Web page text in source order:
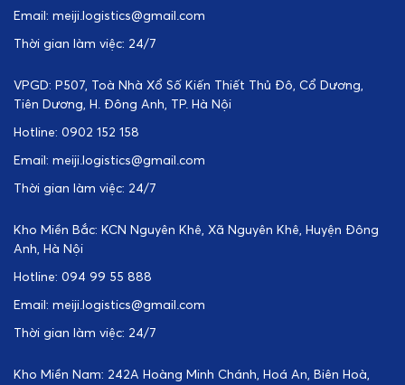
Email: meiji.logistics@gmail.com
Thời gian làm việc: 24/7
VPGD: P507, Toà Nhà Xổ Số Kiến Thiết Thủ Đô, Cổ Dương,
Tiên Dương, H. Đông Anh, TP. Hà Nội
Hotline: 0902 152 158
Email: meiji.logistics@gmail.com
Thời gian làm việc: 24/7
Kho Miền Bắc: KCN Nguyên Khê, Xã Nguyên Khê, Huyện Đông
Anh, Hà Nội
Hotline: 094 99 55 888
Email: meiji.logistics@gmail.com
Thời gian làm việc: 24/7
Kho Miền Nam: 242A Hoàng Minh Chánh, Hoá An, Biên Hoà,